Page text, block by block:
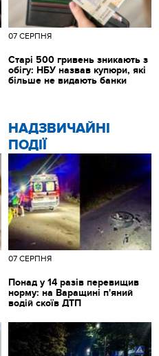
НАДЗВИЧАЙНІ
ПОДІЇ
07 СЕРПНЯ
Понад у 14 разів перевищив
норму: на Варащині п'яний
водій скоїв ДТП
07 СЕРПНЯ
Старі 500 гривень зникають з
обігу: НБУ назвав купюри, які
більше не видають банки